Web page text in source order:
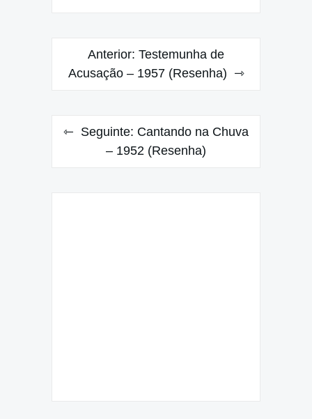
Navegação
de
Anterior: Testemunha de
Acusação – 1957 (Resenha)
Seguinte: Cantando na Chuva
– 1952 (Resenha)